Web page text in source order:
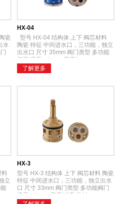
瓷
水
HX-04
型号 HX-04 结构体 上下 阀芯材料
陶瓷 特征 中间进水口，三功能，独立
出水口 尺寸 35mm 阀门类型 多功能
阀门 流量（bar） 高于1...
了解更多
立
HX-3
型号 HX-3 结构体 上下 阀芯材料 陶瓷
特征 中间进水口，三功能，独立出水
口 尺寸 33mm 阀门类型 多功能阀门
流量（bar） 高于18升/分钟